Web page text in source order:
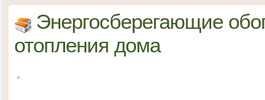
Энергосберегающие
отопления дома